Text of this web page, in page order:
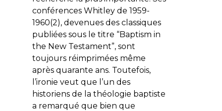
conférences Whitley de 1959-
1960(2), devenues des classiques
publiées sous le titre “Baptism in
the New Testament”, sont
toujours réimprimées même
après quarante ans. Toutefois,
l’ironie veut que l’un des
historiens de la théologie baptiste
a remarqué que bien que